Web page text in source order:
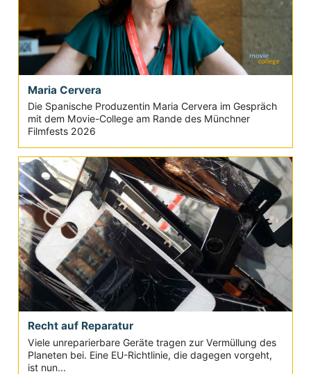
Maria Cervera
Die Spanische Produzentin Maria Cervera im Gespräch
mit dem Movie-College am Rande des Münchner
Filmfests 2026
Recht auf Reparatur
Viele unreparierbare Geräte tragen zur Vermüllung des
Planeten bei. Eine EU-Richtlinie, die dagegen vorgeht,
ist nun...